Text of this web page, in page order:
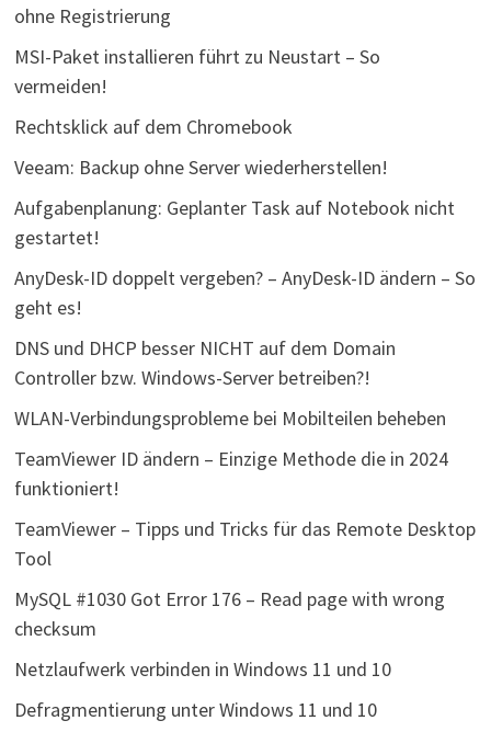
ohne Registrierung
MSI-Paket installieren führt zu Neustart – So
vermeiden!
Rechtsklick auf dem Chromebook
Veeam: Backup ohne Server wiederherstellen!
Aufgabenplanung: Geplanter Task auf Notebook nicht
gestartet!
AnyDesk-ID doppelt vergeben? – AnyDesk-ID ändern – So
geht es!
DNS und DHCP besser NICHT auf dem Domain
Controller bzw. Windows-Server betreiben?!
WLAN-Verbindungsprobleme bei Mobilteilen beheben
TeamViewer ID ändern – Einzige Methode die in 2024
funktioniert!
TeamViewer – Tipps und Tricks für das Remote Desktop
Tool
MySQL #1030 Got Error 176 – Read page with wrong
checksum
Netzlaufwerk verbinden in Windows 11 und 10
Defragmentierung unter Windows 11 und 10